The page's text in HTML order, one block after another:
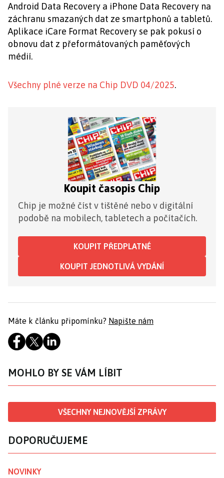
Android Data Recovery a iPhone Data Recovery na
záchranu smazaných dat ze smartphonů a tabletů.
Aplikace iCare Format Recovery se pak pokusí o
obnovu dat z přeformátovaných paměťových
médií.
Všechny plné verze na Chip DVD 04/2025.
Koupit časopis Chip
Chip je možné číst v tištěné nebo v digitální
podobě na mobilech, tabletech a počítačích.
KOUPIT PŘEDPLATNÉ
KOUPIT JEDNOTLIVÁ VYDÁNÍ
Máte k článku připomínku? Napište nám
MOHLO BY SE VÁM LÍBIT
VŠECHNY NEJNOVĚJŠÍ ZPRÁVY
DOPORUČUJEME
NOVINKY